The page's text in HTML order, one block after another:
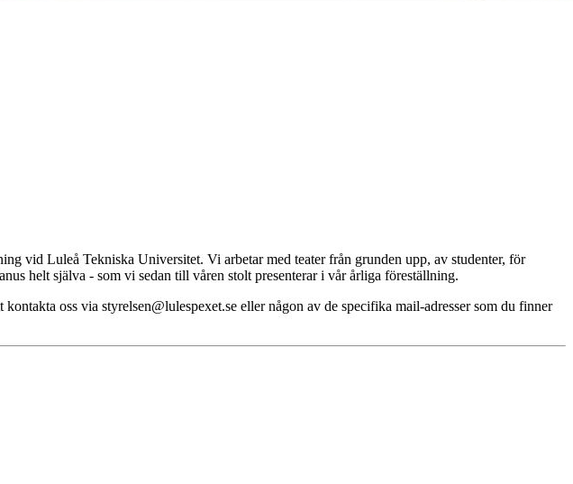
vid Luleå Tekniska Universitet. Vi arbetar med teater från grunden upp, av studenter, för
helt själva - som vi sedan till våren stolt presenterar i vår årliga föreställning.
oss via styrelsen@lulespexet.se eller någon av de specifika mail-adresser som du finner